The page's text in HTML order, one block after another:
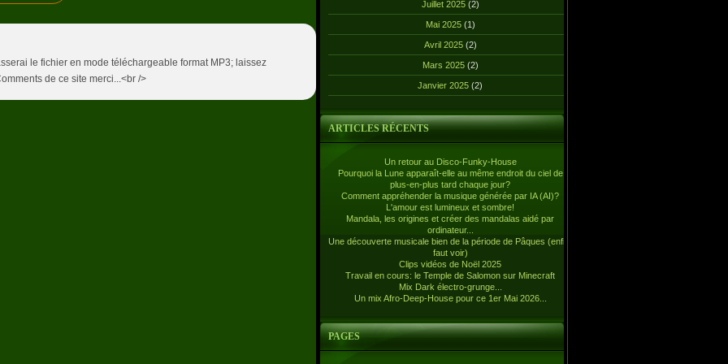
le fichier en mode téléchargeable format MP3; laissez
de ce site merci...<br />
Juillet 2025 (2)
Mai 2025 (1)
Avril 2025 (2)
Mars 2025 (2)
Janvier 2025 (2)
ARTICLES RÉCENTS
Un retour au Disco-Funky-House
Pourquoi la Lune apparaît-elle au même endroit du ciel de
plus-en-plus tard chaque jour?
Comment appréhender la musique générée par IA (AI)?
L'amour est lumineux et sombre!
Mandala, les origines et créer des mandalas aidé par
ordinateur...
Une découverte musicale bien de la période de Pâques (enfin,
faut voir)
Clips vidéos de Noël 2025
Travail en cours: le Temple de Salomon sur Minecraft
Mix Dark électro-grunge...
Un mix Afro-Deep-House pour ce 1er Mai 2026...
PAGES